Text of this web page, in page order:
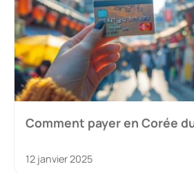
Comment payer en Corée
12 janvier 2025